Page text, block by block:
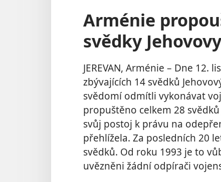
Arménie
svědky Jehovovy
JEREVAN, Arménie – Dne
zbývajících 14 svědků
svědomí odmítli vykonávat
propuštěno celkem 28
svůj postoj k právu na
přehlížela. Za posledních 20
svědků. Od roku 1993 je to
uvězněni žádní odpírači